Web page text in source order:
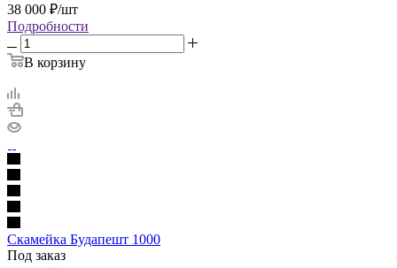
38 000 ₽/шт
Подробности
В корзину
Скамейка Будапешт 1000
Под заказ